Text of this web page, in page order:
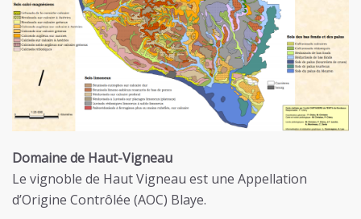
Domaine de Haut-Vigneau
Le vignoble de Haut Vigneau est une Appellation
d’Origine Contrôlée (AOC) Blaye.